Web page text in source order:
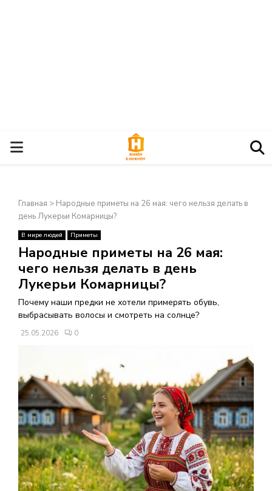
О
Н
О
Н
Е
М
Е
Н
Главная > Народные приметы на 26 мая: чего нельзя делать в
день Лукерьи Комарницы?
В мире людей Приметы
Народные приметы на 26 мая:
чего нельзя делать в день
Лукерьи Комарницы?
Почему наши предки не хотели примерять обувь,
выбрасывать волосы и смотреть на солнце?
25.05.2026 0